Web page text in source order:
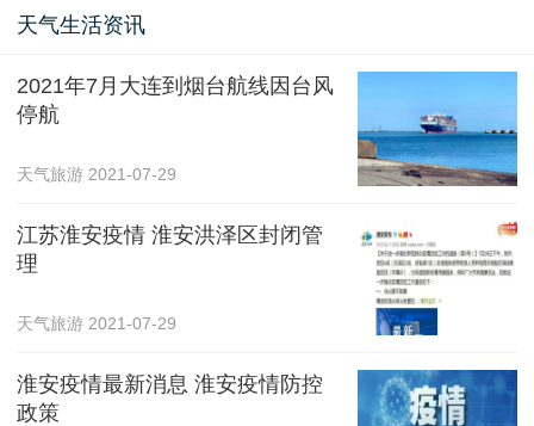
天气生活资讯
2021年7月大连到烟台航线因台风
停航
天气旅游 2021-07-29
江苏淮安疫情 淮安洪泽区封闭管
理
天气旅游 2021-07-29
淮安疫情最新消息 淮安疫情防控
政策